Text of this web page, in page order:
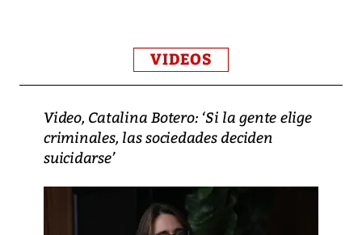
VIDEOS
Video, Catalina Botero: ‘Si la gente elige
criminales, las sociedades deciden
suicidarse’